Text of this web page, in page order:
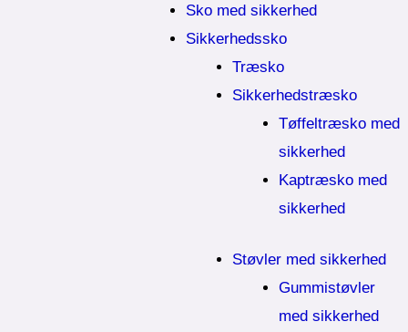
Sko med sikkerhed
Sikkerhedssko
Træsko
Sikkerhedstræsko
Tøffeltræsko med
sikkerhed
Kaptræsko med
sikkerhed
Støvler med sikkerhed
Gummistøvler
med sikkerhed